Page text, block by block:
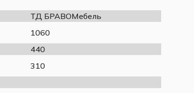
к износу. Высота опор составляет 380 мм, что
ТД БРАВОМебель
1060
440
310